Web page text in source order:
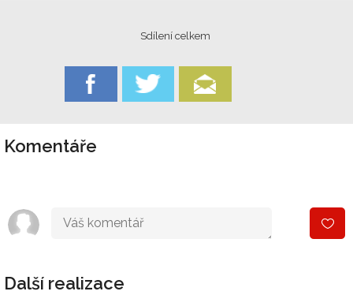
Sdílení celkem
Komentáře
Další realizace